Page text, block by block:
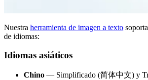
Nuestra herramienta de imagen a texto
de idiomas:
Idiomas asiáticos
Chino — Simplificado (简体中文) y